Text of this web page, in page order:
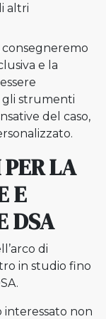
altri
e la
gli strumenti
del caso,
LA
E
DSA
di
in studio fino
non